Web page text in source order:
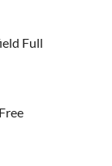
Full